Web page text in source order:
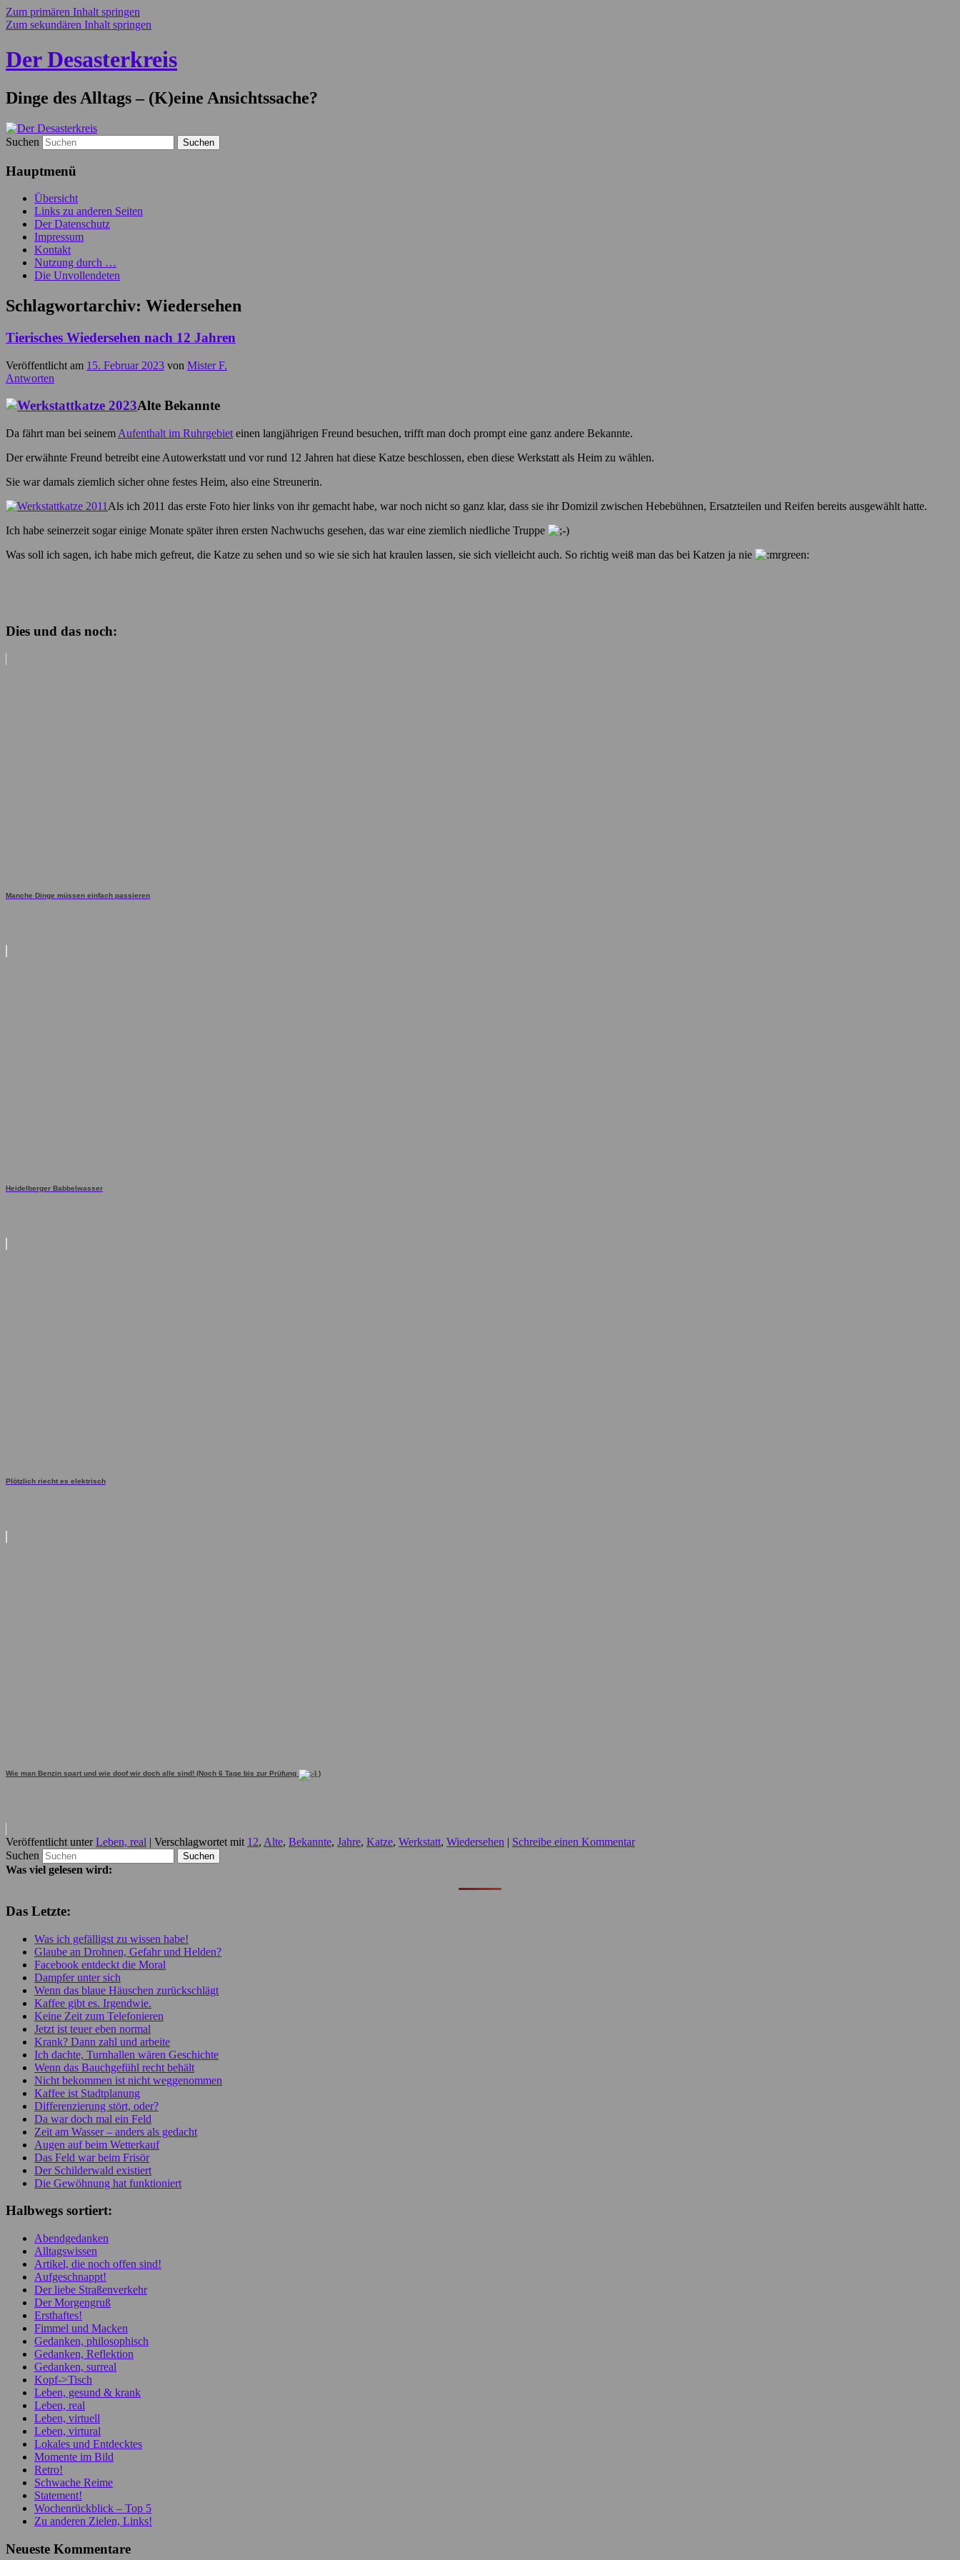
Zum primären Inhalt springen
Zum sekundären Inhalt springen
Der Desasterkreis
Dinge des Alltags – (K)eine Ansichtssache?
Suchen
Hauptmenü
Übersicht
Links zu anderen Seiten
Der Datenschutz
Impressum
Kontakt
Nutzung durch …
Die Unvollendeten
Schlagwortarchiv: Wiedersehen
Tierisches Wiedersehen nach 12 Jahren
Veröffentlicht am 15. Februar 2023 von Mister F.
Antworten
Alte Bekannte
Da fährt man bei seinem Aufenthalt im Ruhrgebiet einen langjährigen Freund besuchen, trifft man doch prompt eine ganz andere Bekannte.
Der erwähnte Freund betreibt eine Autowerkstatt und vor rund 12 Jahren hat diese Katze beschlossen, eben diese Werkstatt als Heim zu wählen.
Sie war damals ziemlich sicher ohne festes Heim, also eine Streunerin.
Als ich 2011 das erste Foto hier links von ihr gemacht habe, war noch nicht so ganz klar, dass sie ihr Domizil zwischen Hebebühnen, Ersatzteilen und Reifen bereits ausgewählt hatte.
Ich habe seinerzeit sogar einige Monate später ihren ersten Nachwuchs gesehen, das war eine ziemlich niedliche Truppe
Was soll ich sagen, ich habe mich gefreut, die Katze zu sehen und so wie sie sich hat kraulen lassen, sie sich vielleicht auch. So richtig weiß man das bei Katzen ja nie
Dies und das noch:
Manche Dinge müssen einfach passieren
Heidelberger Babbelwasser
Plötzlich riecht es elektrisch
Wie man Benzin spart und wie doof wir doch alle sind! (Noch 6 Tage bis zur Prüfung )
Veröffentlicht unter Leben, real | Verschlagwortet mit 12, Alte, Bekannte, Jahre, Katze, Werkstatt, Wiedersehen | Schreibe einen Kommentar
Suchen
Was viel gelesen wird:
Das Letzte:
Was ich gefälligst zu wissen habe!
Glaube an Drohnen, Gefahr und Helden?
Facebook entdeckt die Moral
Dampfer unter sich
Wenn das blaue Häuschen zurückschlägt
Kaffee gibt es. Irgendwie.
Keine Zeit zum Telefonieren
Jetzt ist teuer eben normal
Krank? Dann zahl und arbeite
Ich dachte, Turnhallen wären Geschichte
Wenn das Bauchgefühl recht behält
Nicht bekommen ist nicht weggenommen
Kaffee ist Stadtplanung
Differenzierung stört, oder?
Da war doch mal ein Feld
Zeit am Wasser – anders als gedacht
Augen auf beim Wetterkauf
Das Feld war beim Frisör
Der Schilderwald existiert
Die Gewöhnung hat funktioniert
Halbwegs sortiert:
Abendgedanken
Alltagswissen
Artikel, die noch offen sind!
Aufgeschnappt!
Der liebe Straßenverkehr
Der Morgengruß
Ersthaftes!
Fimmel und Macken
Gedanken, philosophisch
Gedanken, Reflektion
Gedanken, surreal
Kopf->Tisch
Leben, gesund & krank
Leben, real
Leben, virtuell
Leben, virtural
Lokales und Entdecktes
Momente im Bild
Retro!
Schwache Reime
Statement!
Wochenrückblick – Top 5
Zu anderen Zielen, Links!
Neueste Kommentare